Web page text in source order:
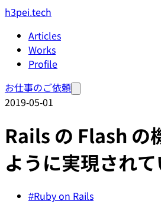
h3pei.tech
Articles
Works
Profile
お仕事のご依頼
2019-05-01
Rails の Flash の
ように実現され
#Ruby on Rails